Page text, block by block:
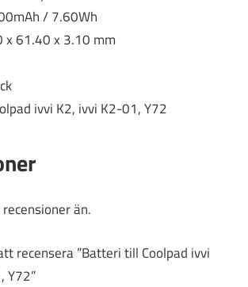
/ 7.60Wh
x 61.40 x 3.10 mm
ivvi K2, ivvi K2-01, Y72
än.
recensera ”Batteri till Coolpad ivvi
Y72”